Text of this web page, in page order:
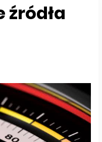
źródła